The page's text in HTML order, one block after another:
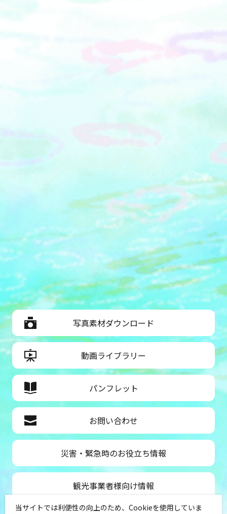
写真素材ダウンロード
動画ライブラリー
パンフレット
お問い合わせ
災害・緊急時のお役立ち情報
観光事業者様向け情報
当サイトでは利便性の向上のため、Cookieを使用していま